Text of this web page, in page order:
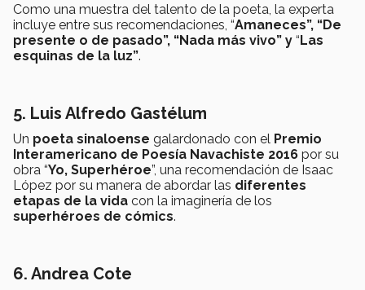
Como una muestra del talento de la poeta, la experta
incluye entre sus recomendaciones, “Amaneces”, “De
presente o de pasado”, “Nada más vivo” y “Las
esquinas de la luz”.
5. Luis Alfredo Gastélum
Un poeta sinaloense galardonado con el Premio
Interamericano de Poesía Navachiste 2016 por su
obra “Yo, Superhéroe”, una recomendación de Isaac
López por su manera de abordar las diferentes
etapas de la vida con la imaginería de los
superhéroes de cómics.
6. Andrea Cote